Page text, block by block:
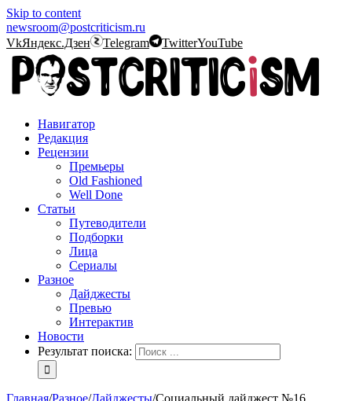
Skip to content
newsroom@postcriticism.ru
VkЯндекс.Дзен Telegram TwitterYouTube
Навигатор
Редакция
Рецензии
Премьеры
Old Fashioned
Well Done
Статьи
Путеводители
Подборки
Лица
Сериалы
Разное
Дайджесты
Превью
Интерактив
Новости
Результат поиска:
Главная/Разное/Дайджесты/Социальный дайджест №16